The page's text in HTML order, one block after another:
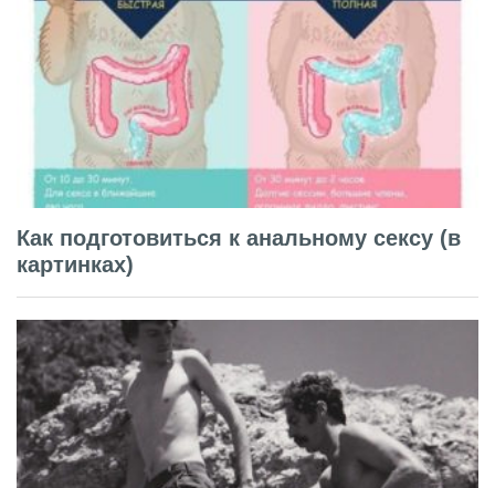
Как подготовиться к анальному сексу (в
картинках)